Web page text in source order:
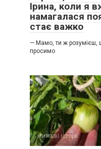
Ірина, коли я
намагалася
стає важко
— Мамо, ти ж розумієш,
просимо
життєві історії